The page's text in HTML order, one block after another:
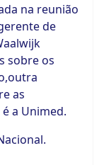
na reunião
de
sobre os
as
a Unimed.